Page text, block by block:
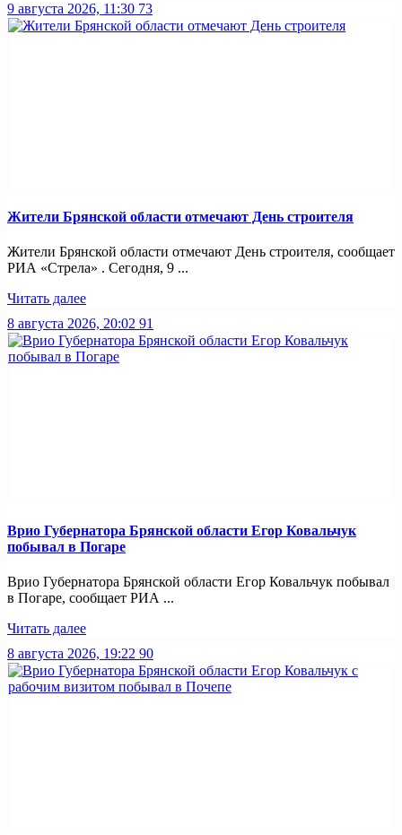
9 августа 2026, 11:30 73
Жители Брянской области отмечают День строителя
Жители Брянской области отмечают День строителя, сообщает
РИА «Стрела» . Сегодня, 9 ...
Читать далее
8 августа 2026, 20:02 91
Врио Губернатора Брянской области Егор Ковальчук
побывал в Погаре
Врио Губернатора Брянской области Егор Ковальчук побывал
в Погаре, сообщает РИА ...
Читать далее
8 августа 2026, 19:22 90